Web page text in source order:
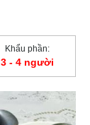
Khẩu phần:
3 - 4 người